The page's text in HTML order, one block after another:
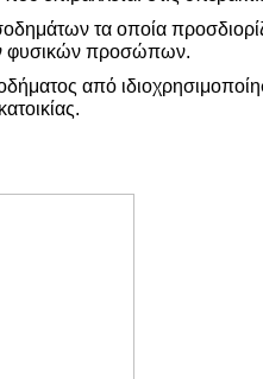
τα οποία
φυσικών προσώπων.
από